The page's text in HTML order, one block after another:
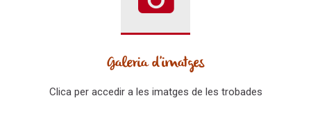
Galeria d'imatges
Clica per accedir a les imatges de les trobades